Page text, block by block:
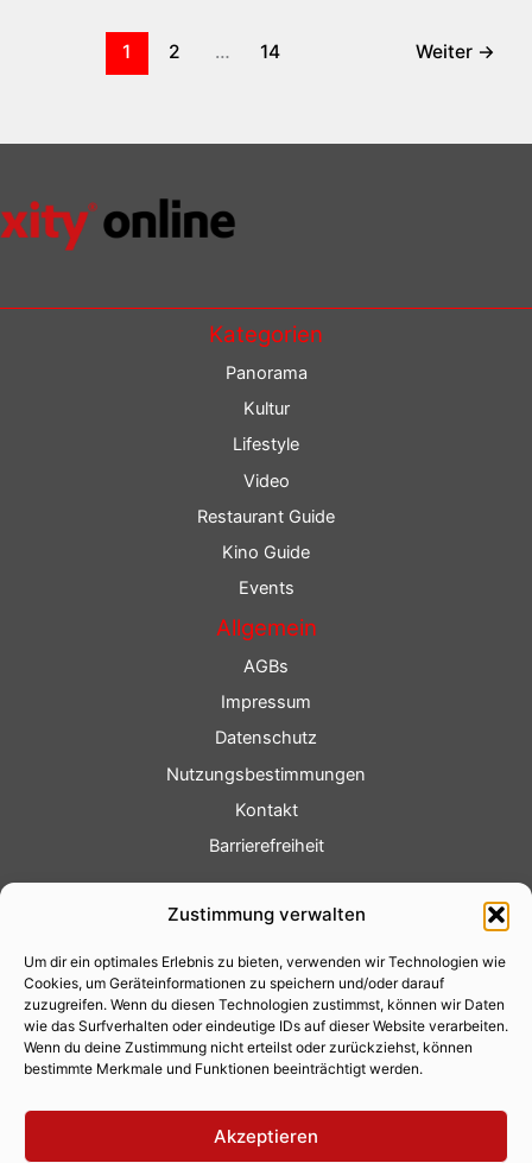
Zustimmung verwalten
Um dir ein optimales Erlebnis zu bieten, verwenden wir Technologien wie
Cookies, um Geräteinformationen zu speichern und/oder darauf
zuzugreifen. Wenn du diesen Technologien zustimmst, können wir Daten
wie das Surfverhalten oder eindeutige IDs auf dieser Website verarbeiten.
Wenn du deine Zustimmung nicht erteilst oder zurückziehst, können
bestimmte Merkmale und Funktionen beeinträchtigt werden.
Akzeptieren
1 2 … 14 Weiter →
Kategorien
Panorama
Kultur
Lifestyle
Video
Restaurant Guide
Kino Guide
Events
Allgemein
AGBs
Impressum
Datenschutz
Nutzungsbestimmungen
Kontakt
Barrierefreiheit
Fotoservice
Videoservice
Werbung
Contenterstellung
Lokalnachrichten
Lokalfernsehen
Eventkalender